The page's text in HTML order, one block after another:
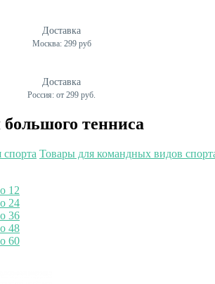
Доставка
Москва: 299 руб
Доставка
Россия: от 299 руб.
тенниса
Товары для командных видов
12
24
36
48
60